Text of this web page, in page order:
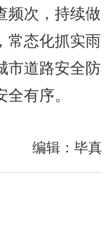
频次，持续做
常态化抓实雨
市道路安全防
有序。
编辑：毕真